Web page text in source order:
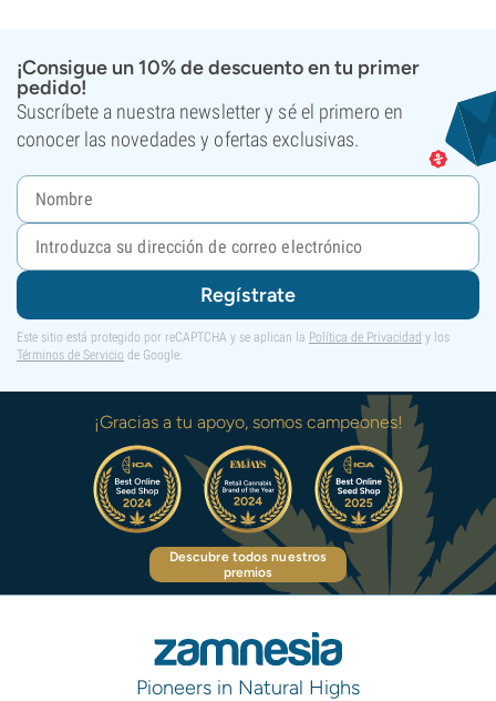
¡Consigue un 10% de descuento en tu primer
pedido!
Suscríbete a nuestra newsletter y sé el primero en
conocer las novedades y ofertas exclusivas.
Regístrate
Este sitio está protegido por reCAPTCHA y se aplican la Política de Privacidad y los
Términos de Servicio de Google.
¡Gracias a tu apoyo, somos campeones!
Descubre todos nuestros
premios
Pioneers in Natural Highs